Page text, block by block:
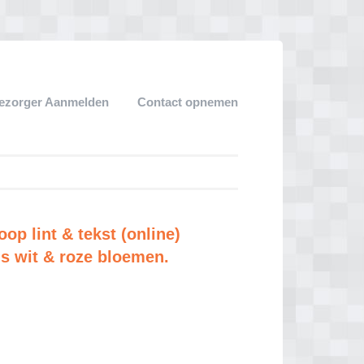
Aanmelden Contact opnemen
lint & tekst (online)
wit & roze bloemen.